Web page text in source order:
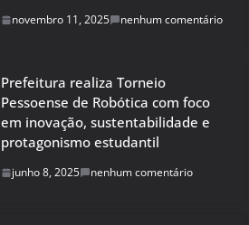
novembro 11, 2025 nenhum comentário
Prefeitura realiza Torneio
Pessoense de Robótica com foco
em inovação, sustentabilidade e
protagonismo estudantil
junho 8, 2025 nenhum comentário